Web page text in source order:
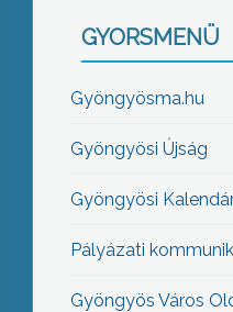
GYORSMENÜ
Gyöngyösma.hu
Gyöngyösi Újság
Gyöngyösi
Pályázati
Gyöngyös Város